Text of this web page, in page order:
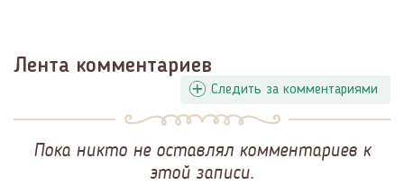
Лента комментариев
Следить за комментариями
Пока никто не оставлял комментариев к
этой записи.